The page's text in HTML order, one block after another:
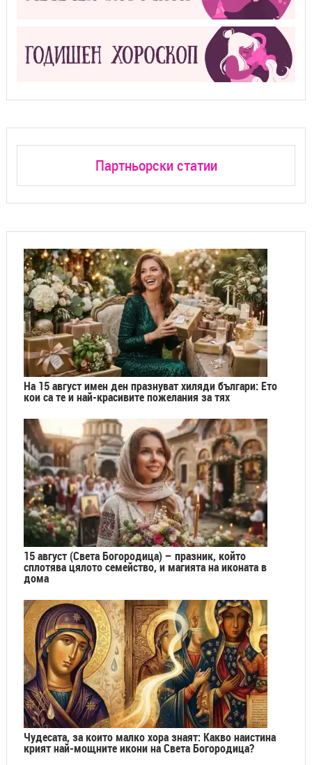
Партньорски статии
На 15 август имен ден празнуват хиляди българи: Ето
кои са те и най-красивите пожелания за тях
15 август (Света Богородица) – празник, който
сплотява цялото семейство, и магията на иконата в
дома
Чудесата, за които малко хора знаят: Какво наистина
крият най-мощните икони на Света Богородица?